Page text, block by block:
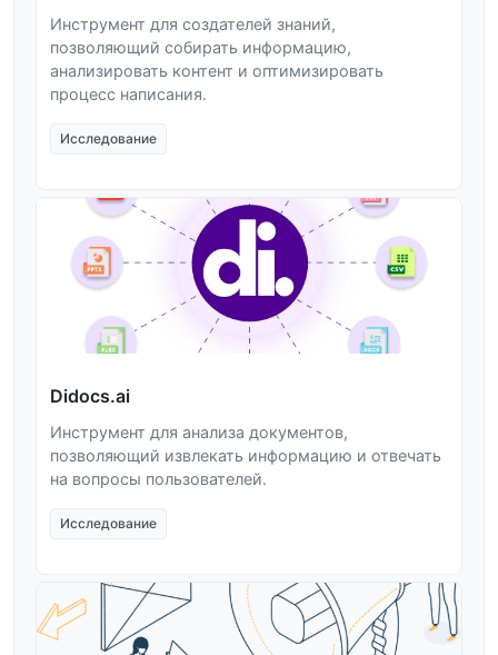
Инструмент для создателей знаний,
позволяющий собирать информацию,
анализировать контент и оптимизировать
процесс написания.
Исследование
Didocs.ai
Инструмент для анализа документов,
позволяющий извлекать информацию и отвечать
на вопросы пользователей.
Исследование